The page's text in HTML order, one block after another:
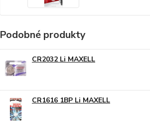
Podobné produkty
CR2032 Li MAXELL
CR1616 1BP Li MAXELL